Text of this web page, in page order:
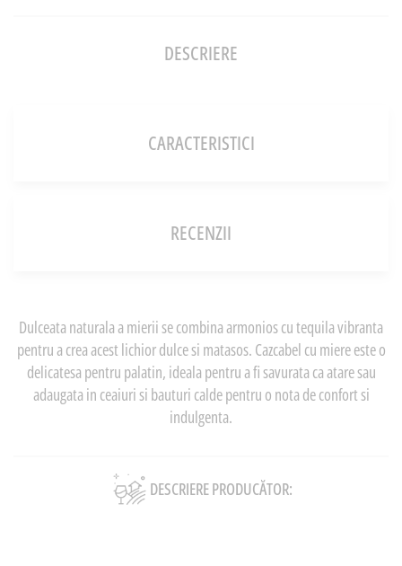
DESCRIERE
CARACTERISTICI
RECENZII
Dulceata naturala a mierii se combina armonios cu tequila vibranta
pentru a crea acest lichior dulce si matasos. Cazcabel cu miere este o
delicatesa pentru palatin, ideala pentru a fi savurata ca atare sau
adaugata in ceaiuri si bauturi calde pentru o nota de confort si
indulgenta.
DESCRIERE PRODUCĂTOR: